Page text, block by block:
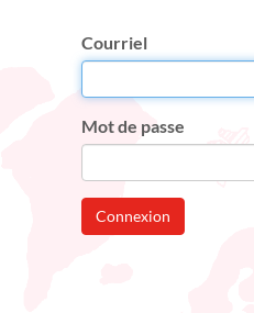
Courriel
Mot de passe
Connexion